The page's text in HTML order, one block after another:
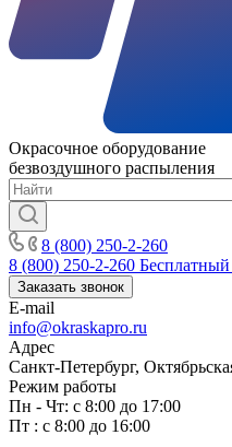
Окрасочное оборудование
безвоздушного распыления
8 (800) 250-2-260
8 (800) 250-2-260 Бесплатный
Заказать звонок
E-mail
info@okraskapro.ru
Адрес
Санкт-Петербург,
Режим работы
Пн - Чт: с 8:00 до 17:00
Пт : с 8:00 до 16:00